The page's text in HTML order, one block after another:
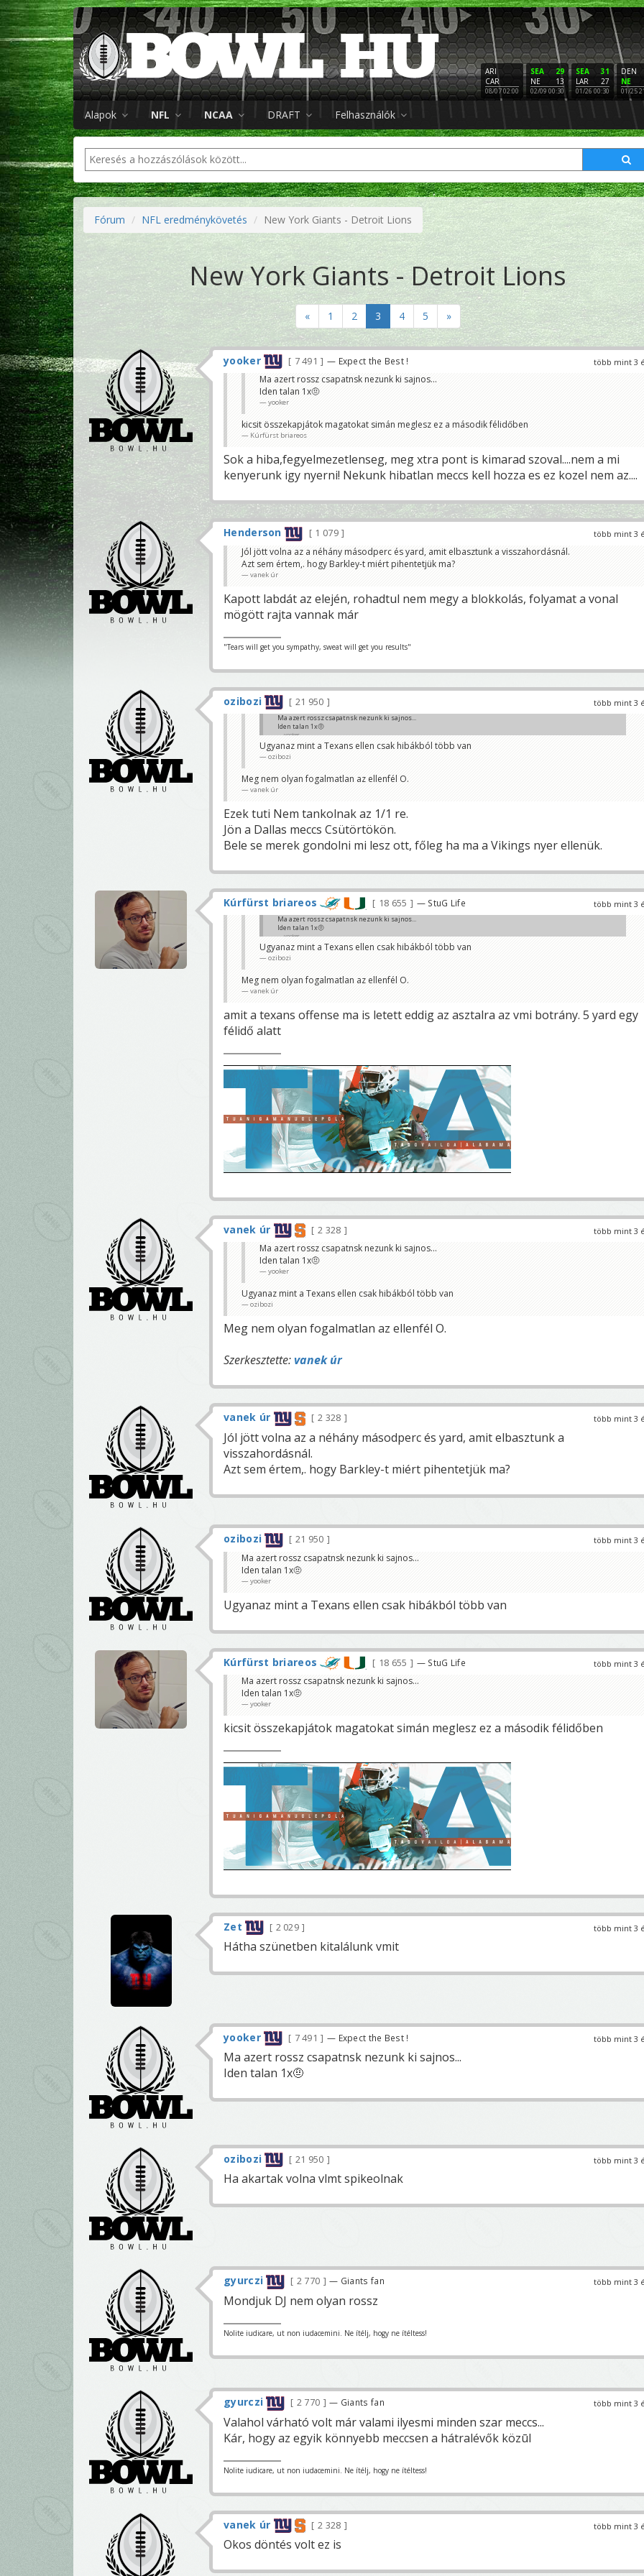
ARI
CAR
08/07 02:00
29
SEA
13
NE
02/09 00:30
31
SEA
27
LAR
01/26 00:30
DEN
NE
01/25
Alapok NFL NCAA DRAFT Felhasználók
Fórum NFL eredménykövetés New York Giants - Detroit Lions
New York Giants - Detroit Lions
« 1 2 3 4 5 »
több mint 3
yooker 7 491 — Expect the Best !
Ma azert rossz csapatnsk nezunk ki sajnos...
Iden talan 1x🤨
yooker
kicsit összekapjátok magatokat simán meglesz ez a második félidőben
Kúrfürst briareos
Sok a hiba,fegyelmezetlenseg, meg xtra pont is kimarad szoval....nem a mi
kenyerunk igy nyerni! Nekunk hibatlan meccs kell hozza es ez kozel nem az....
több mint 3
Henderson
1 079
Jól jött volna az a néhány másodperc és yard, amit elbasztunk a visszahordásnál.
Azt sem értem,. hogy Barkley-t miért pihentetjük ma?
vanek úr
Kapott labdát az elején, rohadtul nem megy a blokkolás, folyamat a vonal
mögött rajta vannak már
"Tears will get you sympathy, sweat will get you results"
több mint 3
ozibozi 21 950
Ma azert rossz csapatnsk nezunk ki sajnos...
Iden talan 1x🤨
yooker
Ugyanaz mint a Texans ellen csak hibákból több van
ozibozi
Meg nem olyan fogalmatlan az ellenfél O.
vanek úr
Ezek tuti Nem tankolnak az 1/1 re.
Jön a Dallas meccs Csütörtökön.
Bele se merek gondolni mi lesz ott, főleg ha ma a Vikings nyer ellenük.
több mint 3
Kúrfürst briareos 18 655 — StuG Life
Ma azert rossz csapatnsk nezunk ki sajnos...
Iden talan 1x🤨
yooker
Ugyanaz mint a Texans ellen csak hibákból több van
ozibozi
Meg nem olyan fogalmatlan az ellenfél O.
vanek úr
amit a texans offense ma is letett eddig az asztalra az vmi botrány. 5 yard egy
félidő alatt
több mint 3
vanek úr
2 328
Ma azert rossz csapatnsk nezunk ki sajnos...
Iden talan 1x🤨
yooker
Ugyanaz mint a Texans ellen csak hibákból több van
ozibozi
Meg nem olyan fogalmatlan az ellenfél O.
Szerkesztette:vanek úr
több mint 3
vanek úr 2 328
Jól jött volna az a néhány másodperc és yard, amit elbasztunk a
visszahordásnál.
Azt sem értem,. hogy Barkley-t miért pihentetjük ma?
több mint 3
ozibozi
21 950
Ma azert rossz csapatnsk nezunk ki sajnos...
Iden talan 1x🤨
yooker
Ugyanaz mint a Texans ellen csak hibákból több van
több mint 3
Kúrfürst briareos 18 655 — StuG Life
Ma azert rossz csapatnsk nezunk ki sajnos...
Iden talan 1x🤨
yooker
kicsit összekapjátok magatokat simán meglesz ez a második félidőben
több mint 3
Zet 2 029
Hátha szünetben kitalálunk vmit
több mint 3
yooker 7 491 — Expect the Best !
Ma azert rossz csapatnsk nezunk ki sajnos...
Iden talan 1x🤨
több mint 3
ozibozi 21 950
Ha akartak volna vlmt spikeolnak
több mint 3
gyurczi 2 770 — Giants fan
Mondjuk DJ nem olyan rossz
Nolite iudicare, ut non iudacemini. Ne ítélj, hogy ne ítéltess!
több mint 3
gyurczi 2 770 — Giants fan
Valahol várható volt már valami ilyesmi minden szar meccs...
Kár, hogy az egyik könnyebb meccsen a hátralévők közūl
Nolite iudicare, ut non iudacemini. Ne ítélj, hogy ne ítéltess!
több mint 3
vanek úr 2 328
Okos döntés volt ez is